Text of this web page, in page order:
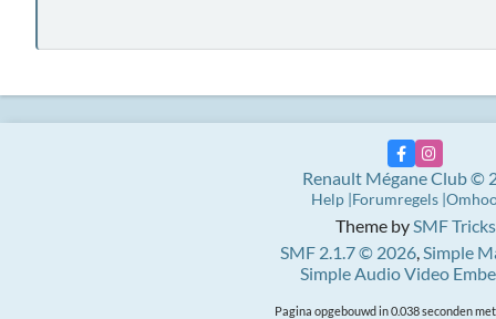
Theme bySMF Tricks
SMF 2.1.7 © 2026,Simple
Simple Audio Video
Renault Mégane Club ©
Help Forumregels
Pagina opgebouwd in 0.038 seconden